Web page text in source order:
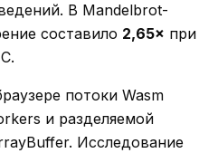
В Mandelbrot-
составило 2,65× при
потоки Wasm
и разделяемой
Исследование